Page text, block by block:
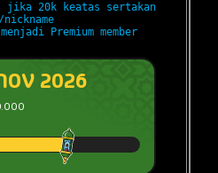
jika 20k keatas sertakan
nickname
Premium member